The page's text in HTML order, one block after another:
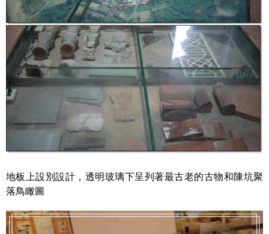
地板上設別設計，透明玻璃下呈列著最古老的古物和陳坑聚
落鳥瞰圖